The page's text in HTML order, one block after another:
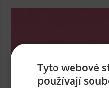
Tyto webové
používají